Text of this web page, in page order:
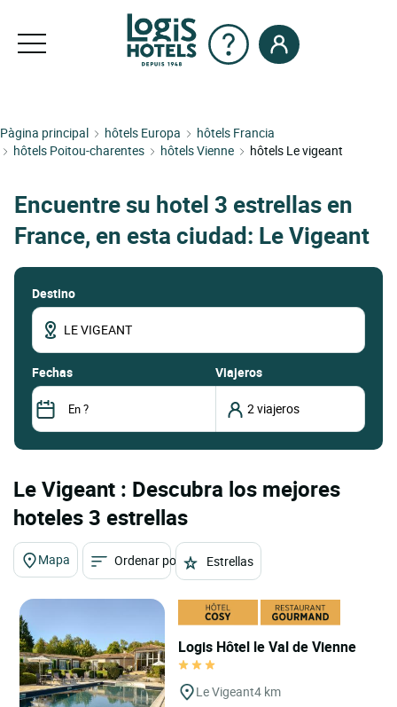
Pàgina principal hôtels Europa
hôtels Francia
hôtels Poitou-charentes
hôtels Vienne hôtels Le vigeant
Encuentre su hotel 3 estrellas en
France, en esta ciudad: Le Vigeant
Destino
fechas Viajeros
Le Vigeant : Descubra los mejores
hoteles 3 estrellas
Mapa Ordenar por Estrellas
Logis Hôtel le Val de Vienne
Le Vigeant4 km